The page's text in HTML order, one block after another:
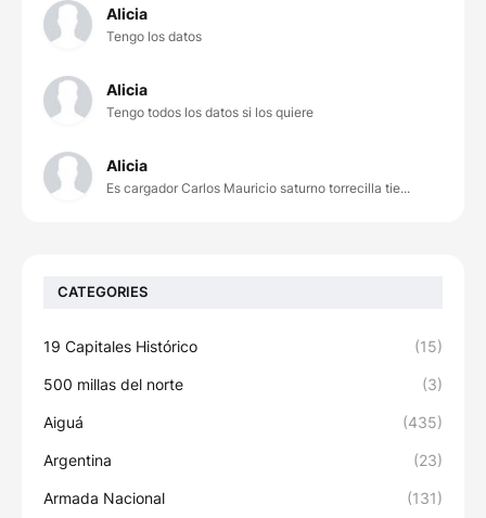
Alicia
Tengo los datos
Alicia
Tengo todos los datos si los quiere
Alicia
Es cargador Carlos Mauricio saturno torrecilla tie...
CATEGORIES
19 Capitales Histórico (15)
500 millas del norte (3)
Aiguá (435)
Argentina (23)
Armada Nacional (131)